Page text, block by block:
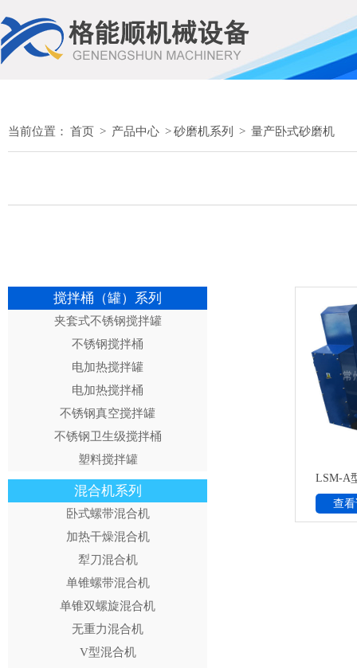
当前位置： 首页 > 产品中心 >砂磨机系列 > 量产卧式砂磨机
搅拌桶（罐）系列
夹套式不锈钢搅拌罐
不锈钢搅拌桶
电加热搅拌罐
电加热搅拌桶
不锈钢真空搅拌罐
不锈钢卫生级搅拌桶
塑料搅拌罐
混合机系列
卧式螺带混合机
加热干燥混合机
犁刀混合机
单锥螺带混合机
单锥双螺旋混合机
无重力混合机
V型混合机
LSM-A
查